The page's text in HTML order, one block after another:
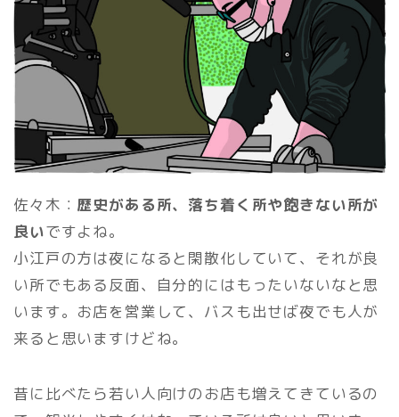
佐々木： 歴史がある所、落ち着く所や飽きない所が
良いですよね。
小江戸の方は夜になると閑散化していて、それが良
い所でもある反面、自分的にはもったいないなと思
います。お店を営業して、バスも出せば夜でも人が
来ると思いますけどね。
昔に比べたら若い人向けのお店も増えてきているの